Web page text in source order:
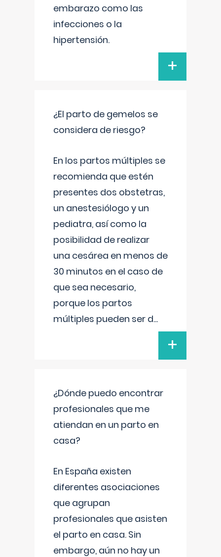
embarazo como las
infecciones o la
hipertensión.
+
¿El parto de gemelos se
considera de riesgo?
En los partos múltiples se
recomienda que estén
presentes dos obstetras,
un anestesiólogo y un
pediatra, así como la
posibilidad de realizar
una cesárea en menos de
30 minutos en el caso de
que sea necesario,
porque los partos
múltiples pueden ser d...
+
¿Dónde puedo encontrar
profesionales que me
atiendan en un parto en
casa?
En España existen
diferentes asociaciones
que agrupan
profesionales que asisten
el parto en casa. Sin
embargo, aún no hay un